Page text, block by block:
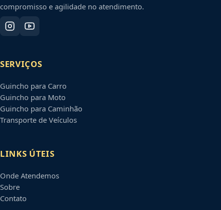
compromisso e agilidade no atendimento.
SERVIÇOS
Guincho para Carro
Guincho para Moto
Guincho para Caminhão
Transporte de Veículos
LINKS ÚTEIS
Onde Atendemos
Sobre
Contato